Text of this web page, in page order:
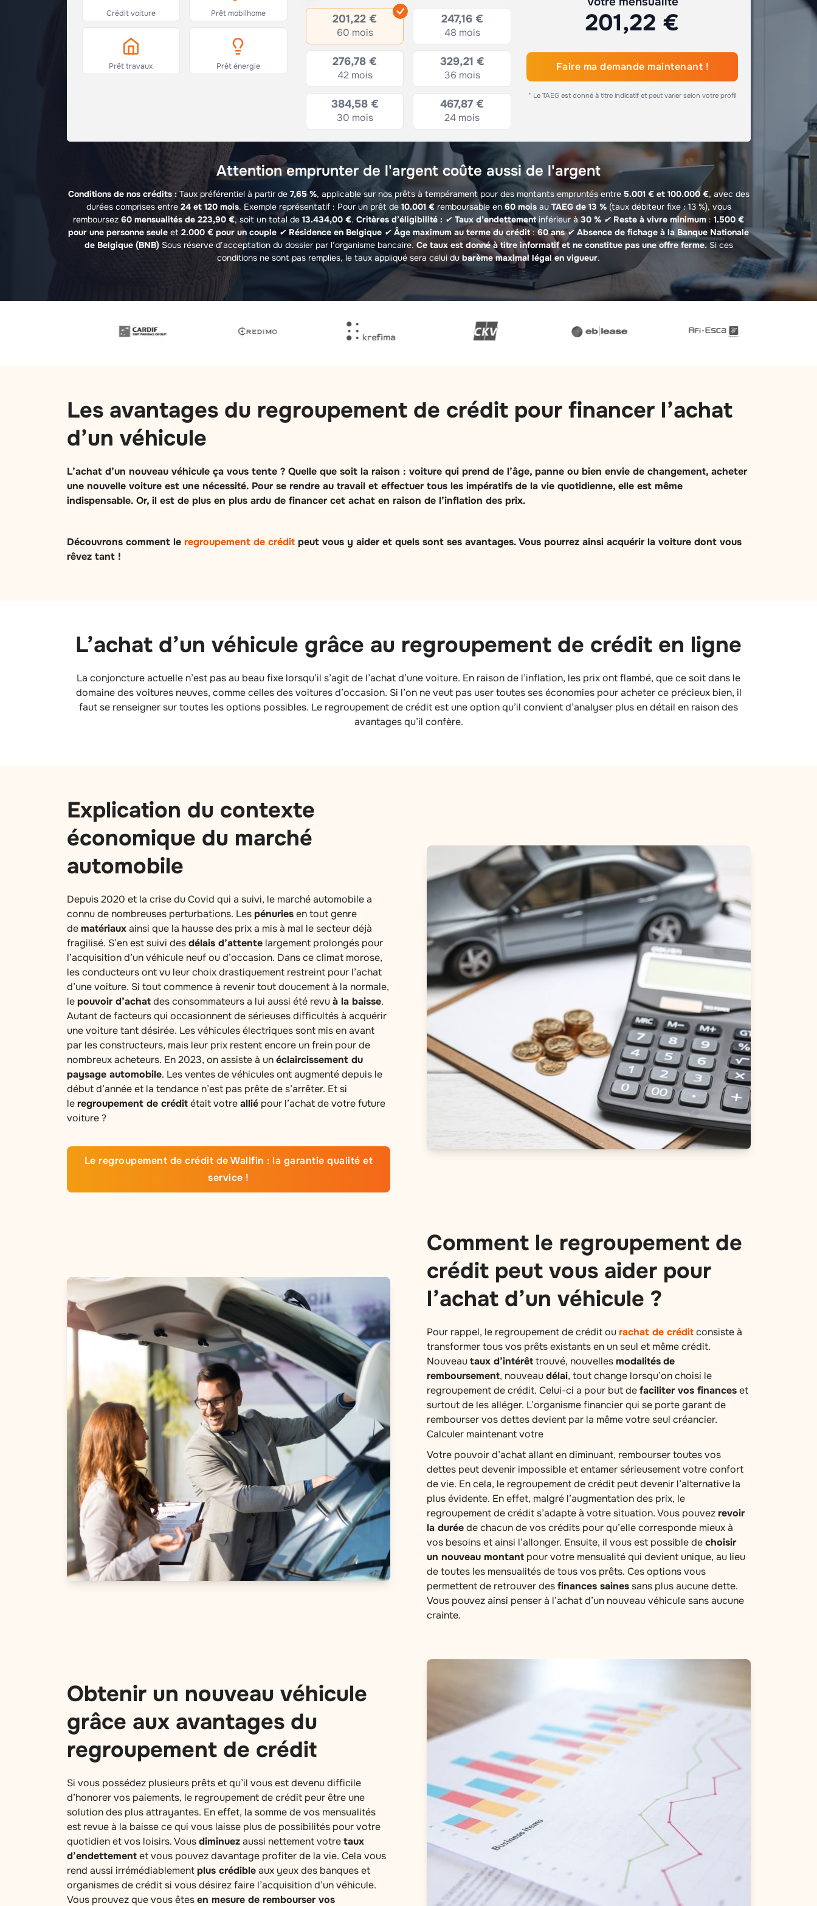
Crédit voiture Prêt mobilhome
Prêt travaux Prêt énergie
201,22 €
60 mois
247,16 €
48 mois
276,78 €
42 mois
329,21 €
36 mois
384,58 €
30 mois
467,87 €
24 mois
201,22 €
Faire ma demande maintenant !
* Le TAEG est donné à titre indicatif et peut varier selon votre profil
Attention emprunter de l'argent coûte aussi de l'argent
Conditions de nos crédits :Taux préférentiel à partir de 7,65 %, applicable sur nos prêts à tempérament pour des montants empruntés entre 5.001 € et 100.000 €, avec des
durées comprises entre 24 et 120 mois. Exemple représentatif : Pour un prêt de10.001 €remboursable en 60 moisau TAEG de 13 %(taux débiteur fixe : 13 %), vous
remboursez 60 mensualités de 223,90 €, soit un total de 13.434,00 €. Critères d’éligibilité : ✔ Taux d’endettementinférieur à30 % ✔ Reste à vivre minimum : 1.500 €
pour une personne seule et 2.000 € pour un couple ✔ Résidence en Belgique ✔Âge maximum au terme du crédit:60 ans✔ Absence de fichage à la Banque Nationale
de Belgique (BNB) Sous réserve d’acceptation du dossier par l’organisme bancaire. Ce taux est donné à titre informatif et ne constitue pas une offre ferme.Si ces
conditions ne sont pas remplies, le taux appliqué sera celui du barème maximal légal en vigueur.
Les avantages du regroupement de crédit pour financer l’achat
d’un véhicule
L’achat d’un nouveau véhicule ça vous tente ? Quelle que soit la raison : voiture qui prend de l’âge, panne ou bien envie de changement, acheter
une nouvelle voiture est une nécessité. Pour se rendre au travail et effectuer tous les impératifs de la vie quotidienne, elle est même
indispensable. Or, il est de plus en plus ardu de financer cet achat en raison de l’inflation des prix.
Découvrons comment le regroupement de créditpeut vous y aider et quels sont ses avantages. Vous pourrez ainsi acquérir la voiture dont vous
rêvez tant !
L’achat d’un véhicule grâce au regroupement de crédit en ligne
La conjoncture actuelle n’est pas au beau fixe lorsqu’il s’agit de l’achat d’une voiture. En raison de l’inflation, les prix ont flambé, que ce soit dans le
domaine des voitures neuves, comme celles des voitures d’occasion. Si l’on ne veut pas user toutes ses économies pour acheter ce précieux bien, il
faut se renseigner sur toutes les options possibles. Le regroupement de crédit est une option qu’il convient d’analyser plus en détail en raison des
avantages qu’il confère.
Explication du contexte
économique du marché
automobile
Depuis 2020 et la crise du Covid qui a suivi, le marché automobile a
connu de nombreuses perturbations. Lespénuriesen tout genre
dematériauxainsi que la hausse des prix a mis à mal le secteur déjà
fragilisé. S’en est suivi desdélais d’attentelargement prolongés pour
l’acquisition d’un véhicule neuf ou d’occasion. Dans ce climat morose,
les conducteurs ont vu leur choix drastiquement restreint pour l’achat
d’une voiture. Si tout commence à revenir tout doucement à la normale,
lepouvoir d’achatdes consommateurs a lui aussi été revuà la baisse.
Autant de facteurs qui occasionnent de sérieuses difficultés à acquérir
une voiture tant désirée. Les véhicules électriques sont mis en avant
par les constructeurs, mais leur prix restent encore un frein pour de
nombreux acheteurs. En 2023, on assiste à unéclaircissement du
paysage automobile. Les ventes de véhicules ont augmenté depuis le
début d’année et la tendance n’est pas prête de s’arrêter. Et si
leregroupement de créditétait votrealliépour l’achat de votre future
voiture ?
Le regroupement de crédit de Wallfin : la garantie qualité et
service !
Comment le regroupement de
crédit peut vous aider pour
l’achat d’un véhicule ?
Pour rappel, le regroupement de crédit ourachat de créditconsiste à
transformer tous vos prêts existants en un seul et même crédit.
Nouveautaux d’intérêttrouvé, nouvellesmodalitésde
remboursement, nouveaudélai, tout change lorsqu’on choisi le
regroupement de crédit. Celui-ci a pour but defaciliter vos financeset
surtout de les alléger. L’organisme financier qui se porte garant de
rembourser vos dettes devient par la même votre seul créancier.
Calculer maintenant votre
Votre pouvoir d’achat allant en diminuant, rembourser toutes vos
dettes peut devenir impossible et entamer sérieusement votre confort
de vie. En cela, le regroupement de crédit peut devenir l’alternative la
plus évidente. En effet, malgré l’augmentation des prix, le
regroupement de crédit s’adapte à votre situation. Vous pouvezrevoir
la duréede chacun de vos crédits pour qu’elle corresponde mieux à
vos besoins et ainsi l’allonger. Ensuite, il vous est possible dechoisir
un nouveau montant pour votre mensualité qui devient unique, au lieu
de toutes les mensualités de tous vos prêts. Ces options vous
permettent de retrouver desfinances saines sans plus aucune dette.
Vous pouvez ainsi penser à l’achat d’un nouveau véhicule sans aucune
crainte.
Obtenir un nouveau véhicule
grâce aux avantages du
regroupement de crédit
Si vous possédez plusieurs prêts et qu’il vous est devenu difficile
d’honorer vos paiements, le regroupement de crédit peur être une
solution des plus attrayantes. En effet, la somme de vos mensualités
est revue à la baisse ce qui vous laisse plus de possibilités pour votre
quotidien et vos loisirs. Vousdiminuezaussi nettement votretaux
d’endettementet vous pouvez davantage profiter de la vie. Cela vous
rend aussi irrémédiablementplus crédibleaux yeux des banques et
organismes de crédit si vous désirez faire l’acquisition d’un véhicule.
Vous prouvez que vous êtesen mesure de rembourser vos